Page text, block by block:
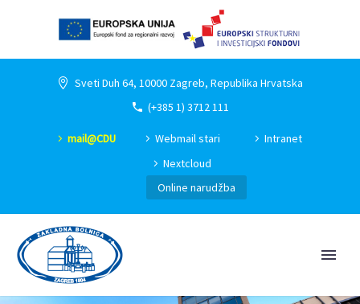
Sveti Duh 64, 10000 Zagreb, Republika Hrvatska
(+385 1) 3712 111
mail@CDU Webmail stari
Intranet
Nextcloud
Online narudžba